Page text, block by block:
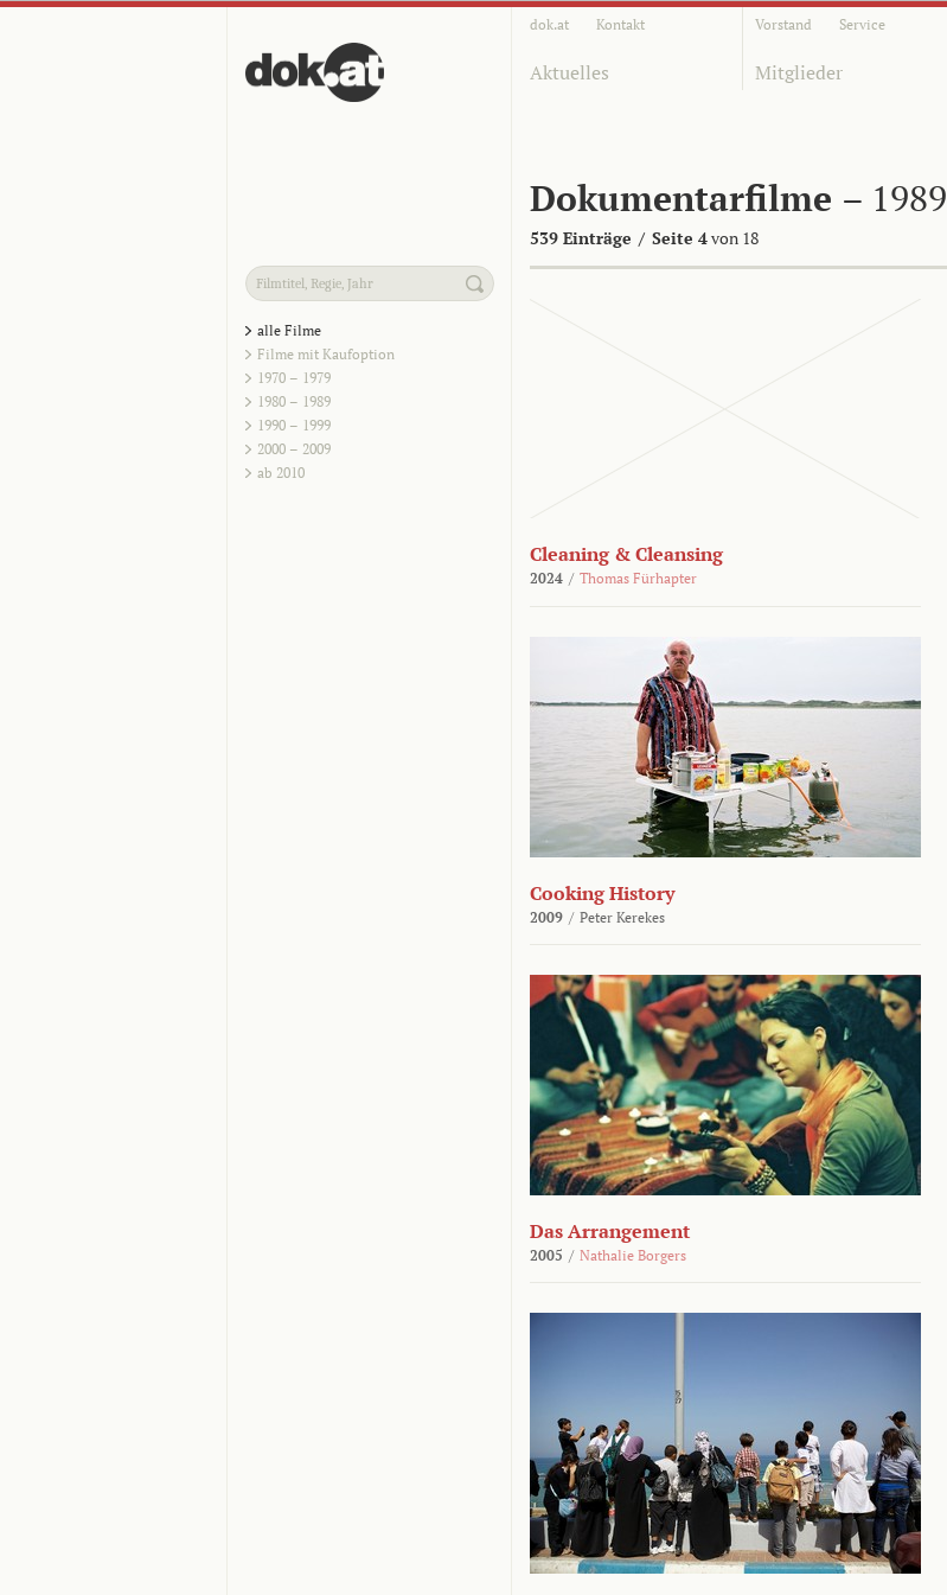
dok.at Kontakt Vorstand Service
Aktuelles Mitglieder
Dokumentarfilme – 1989
539 Einträge / Seite 4von 18
alle Filme
Filme mit Kaufoption
1970 – 1979
1980 – 1989
1990 – 1999
2000 – 2009
ab 2010
Cleaning & Cleansing
2024 / Thomas Fürhapter
Cooking History
2009 / Peter Kerekes
Das Arrangement
2005 / Nathalie Borgers